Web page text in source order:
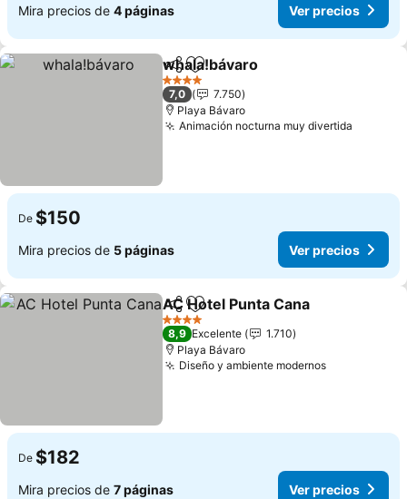
Mira precios de 4 páginas Ver precios
CompartirAgregar a favoritos
whala!bávaro
4 Estrellas
7,0
7.750
Playa Bávaro
Animación nocturna muy divertida
De $150
Mira precios de 5 páginas Ver precios
CompartirAgregar a favoritos
AC Hotel Punta Cana
4 Estrellas
8,9 Excelente
1.710
Playa Bávaro
Diseño y ambiente modernosVer precios
De $182
Mira precios de 7 páginas Ver precios